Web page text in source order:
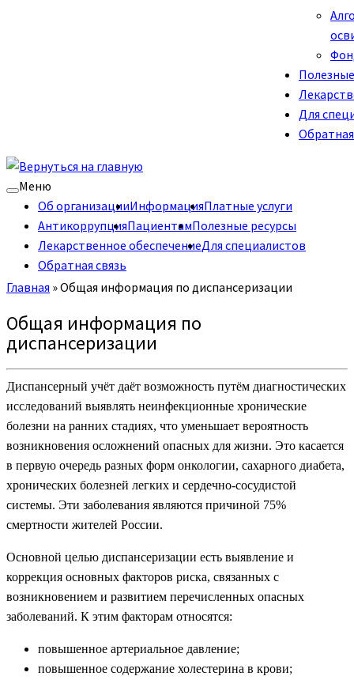
Для
Меню
Об организацииИнформацияПлатные услуги
АнтикоррупцияПациентамПолезные ресурсы
Лекарственное обеспечениеДля специалистов
Обратная связь
Главная »Общая информация по диспансеризации
Общая информация по
диспансеризации
Диспансерный учёт даёт возможность путём диагностических
исследований выявлять неинфекционные хронические
болезни на ранних стадиях, что уменьшает вероятность
возникновения осложнений опасных для жизни. Это касается
в первую очередь разных форм онкологии, сахарного диабета,
хронических болезней легких и сердечно-сосудистой
системы. Эти заболевания являются причиной 75%
смертности жителей России.
Основной целью диспансеризации есть выявление и
коррекция основных факторов риска, связанных с
возникновением и развитием перечисленных опасных
заболеваний. К этим факторам относятся:
повышенное артериальное давление;
повышенное содержание холестерина в крови;